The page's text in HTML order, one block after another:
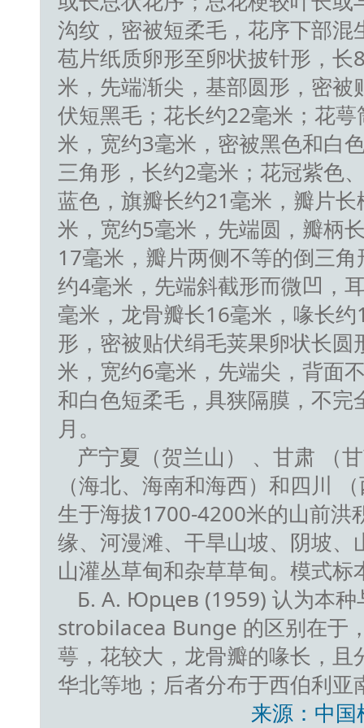
沟纹，密被短柔毛，花序下部混
苞片纸质卵形至卵状披针形，长
米，先端渐尖，基部圆形，密被
伏短黑毛；花长约22毫米；花
米，宽约3毫米，密被黑色和白
三角形，长约2毫米；花冠紫色
蓝色，旗瓣长约21毫米，瓣片
米，宽约5毫米，先端圆，瓣柄
17毫米，瓣片两侧不等的倒三
约4毫米，先端斜截形而微凹，
毫米，龙骨瓣长16毫米，喙长
形，密被贴伏绢毛荚果卵状长圆
米，宽约6毫米，先端尖，背面
和白色短柔毛，具狭隔膜，不完
月。
产宁夏（贺兰山） 、甘肃 （
（海北、海南和海西）和四川
生于海拔1700-4200米的山前洪
缘、河漫滩、干旱山坡、阴坡、
山灌丛草甸和杂草草甸。模式标
Б. А. Юрцев (1959) 认为本种
strobilacea Bunge 的区别在于
萼，花较大，龙骨瓣的喙长，且
华北等地；后者分布于西伯利亚
来源：中